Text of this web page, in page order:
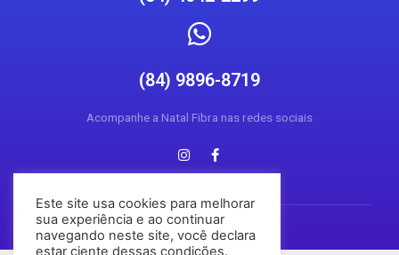
(84) 9896-8719
Acompanhe a Natal Fibra nas redes sociais
Este site usa cookies para melhorar
sua experiência e ao continuar
navegando neste site, você declara
estar ciente dessas condições.